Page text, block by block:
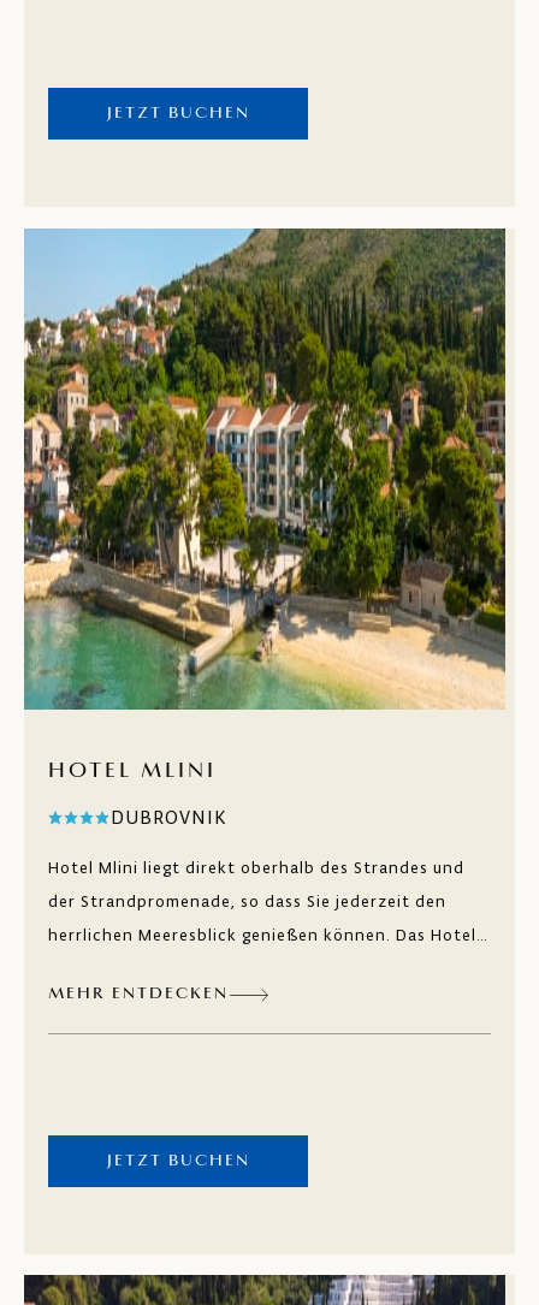
JETZT BUCHEN
HOTEL MLINI
DUBROVNIK
Hotel Mlini liegt direkt oberhalb des Strandes und
der Strandpromenade, so dass Sie jederzeit den
herrlichen Meeresblick genießen können. Das Hotel
Entspannung in idealer Lage unweit von Dubrovnik.
Direkt am Strand befindet sich unser Bistro &
MEHR ENTDECKEN
JETZT BUCHEN